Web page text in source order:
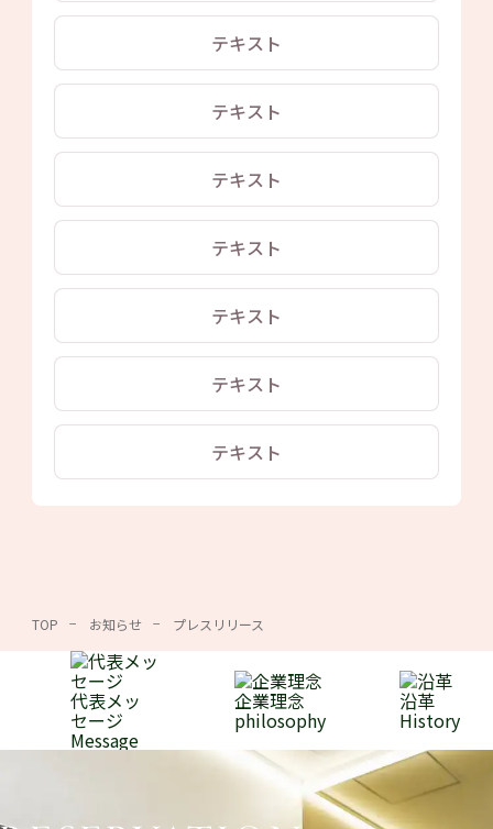
テキスト
テキスト
テキスト
テキスト
テキスト
テキスト
テキスト
TOP お知らせ プレスリリース
代表メッ
セージ
Message
企業理念
philosophy
沿革
History